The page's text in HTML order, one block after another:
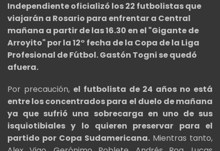
Independiente oficializó los 22 futbolistas que
viajarán a Rosario para enfrentar a Central
mañana a partir de las 16.30 en el "Gigante de
Arroyito" por la 12° fecha de la Copa de la Liga
Profesional de Fútbol. Gastón Togni se quedó
afuera.
Por precaución, el futbolista de 24 años no está
entre los concentrados para el duelo de mañana
ya que sufrió una sobrecarga en uno de sus
isquiotibiales y lo quieren preservar para el
partido por Copa Sudamericana. Mientras tanto,